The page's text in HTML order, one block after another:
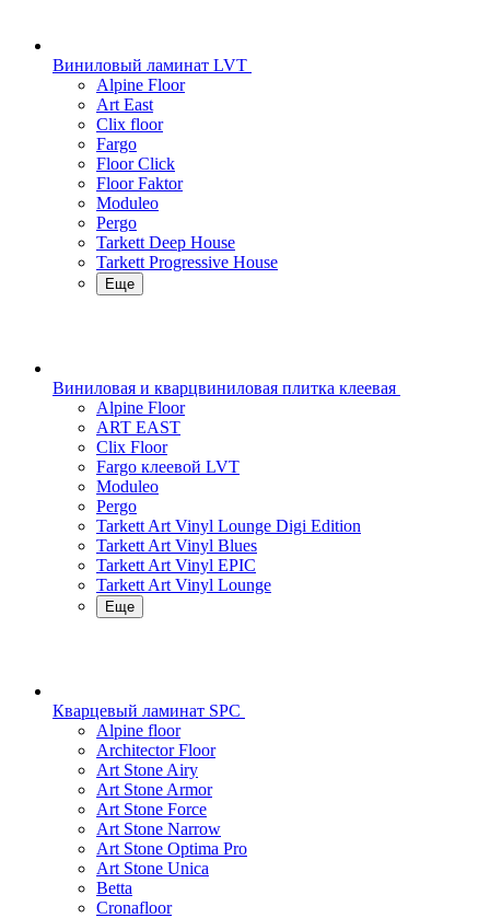
Виниловый ламинат LVT
Alpine Floor
Art East
Clix floor
Fargo
Floor Click
Floor Faktor
Moduleo
Pergo
Tarkett Deep House
Tarkett Progressive House
Еще
Виниловая и кварцвиниловая плитка клеевая
Alpine Floor
ART EAST
Clix Floor
Fargo клеевой LVT
Moduleo
Pergo
Tarkett Art Vinyl Lounge Digi Edition
Tarkett Art Vinyl Blues
Tarkett Art Vinyl EPIC
Tarkett Art Vinyl Lounge
Еще
Кварцевый ламинат SPC
Alpine floor
Architector Floor
Art Stone Airy
Art Stone Armor
Art Stone Force
Art Stone Narrow
Art Stone Optima Pro
Art Stone Unica
Betta
Cronafloor